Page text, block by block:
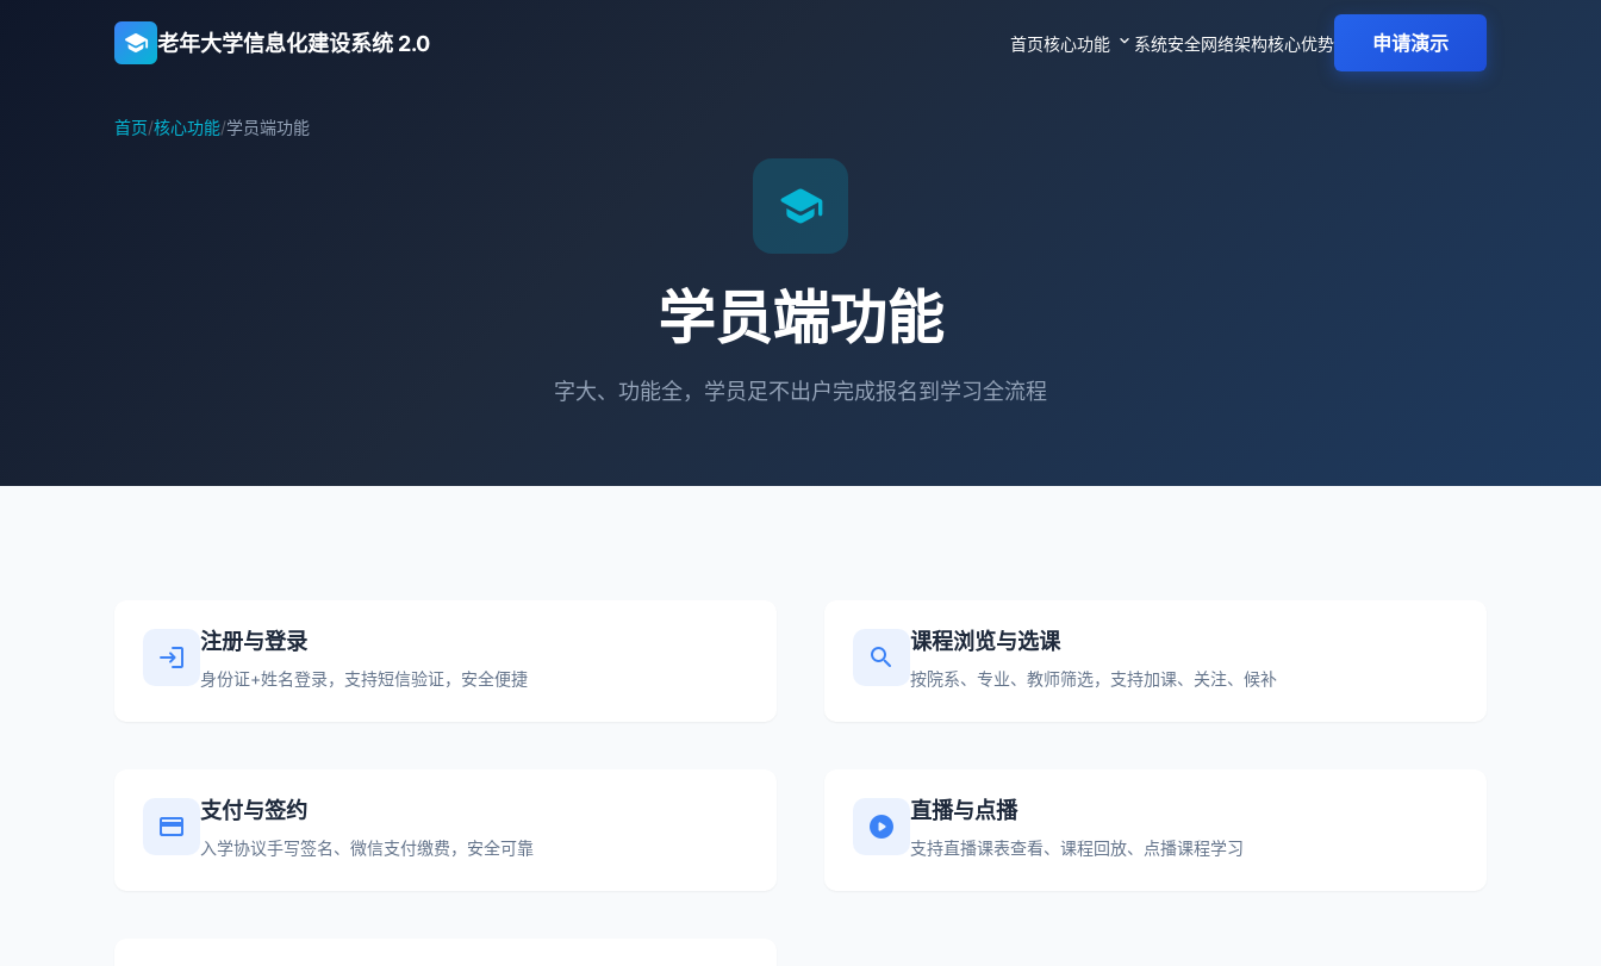
school 老年大学信息化建设系统 2.0 首页核心功能 expand_more 系统安全网络架构核心优势 申请演示
首页/核心功能/学员端功能
school
学员端功能
字大、功能全，学员足不出户完成报名到学习全流程
login
注册与登录
身份证+姓名登录，支持短信验证，安全便捷
search
课程浏览与选课
按院系、专业、教师筛选，支持加课、关注、候补
credit_card
支付与签约
入学协议手写签名、微信支付缴费，安全可靠
play_circle
直播与点播
支持直播课表查看、课程回放、点播课程学习